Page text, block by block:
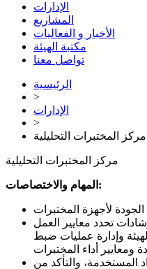
الإدارات
المشاريع
الأخبار و الفعاليات
مكتبة الهيئة
تواصل معنا
الرئيسية
>
الإدارات
>
مركز المختبرات التحليلية
مركز المختبرات التحليلية
المهام والاختصاصات:
تحدد معايير العمل
وإدارة عمليات ضبط
المستخدمة، والتأكد من